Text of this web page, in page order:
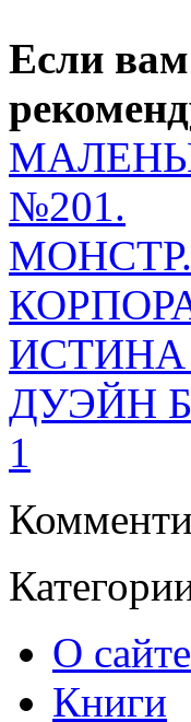
Если
№201.
МОНСТР.
ИСТИНА
ДУЭЙН
1
О сайте
Книги